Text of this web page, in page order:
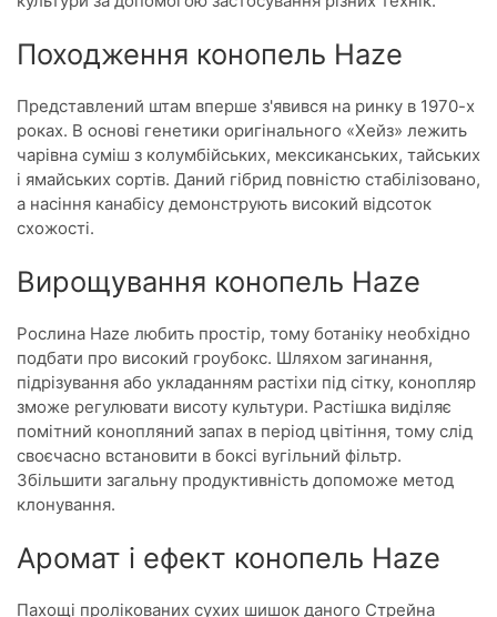
Походження конопель Haze
Представлений штам вперше з'явився на ринку в 1970-х
роках. В основі генетики оригінального «Хейз» лежить
чарівна суміш з колумбійських, мексиканських, тайських
і ямайських сортів. Даний гібрид повністю стабілізовано,
а насіння канабісу демонструють високий відсоток
схожості.
Вирощування конопель Haze
Рослина Haze любить простір, тому ботаніку необхідно
подбати про високий гроубокс. Шляхом загинання,
підрізування або укладанням растіхи під сітку, конопляр
зможе регулювати висоту культури. Растішка виділяє
помітний конопляний запах в період цвітіння, тому слід
своєчасно встановити в боксі вугільний фільтр.
Збільшити загальну продуктивність допоможе метод
клонування.
Аромат і ефект конопель Haze
Пахощі пролікованих сухих шишок даного Стрейна